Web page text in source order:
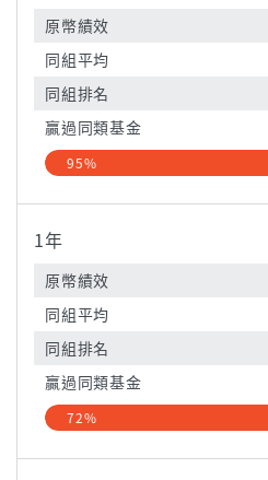
原幣績效
同組平均
同組排名
贏過同類基金
95%
1年
原幣績效
同組平均
同組排名
贏過同類基金
72%